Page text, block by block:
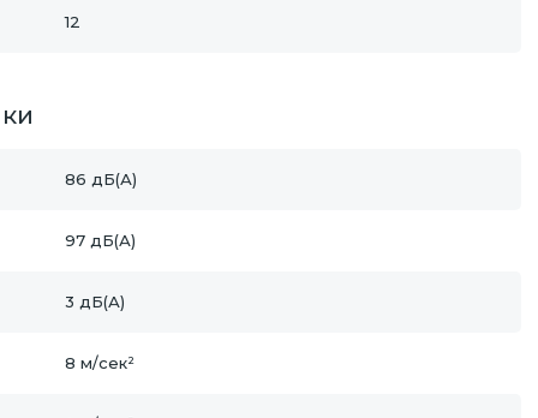
12
86 дБ(А)
97 дБ(А)
3 дБ(А)
8 м/сек²